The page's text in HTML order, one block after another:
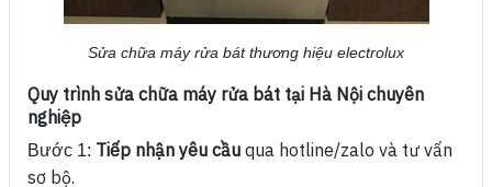
Sửa chữa máy rửa bát thương hiệu electrolux
Quy trình sửa chữa máy rửa bát tại Hà Nội chuyên
nghiệp
Bước 1: Tiếp nhận yêu cầu qua hotline/zalo và tư vấn
sơ bộ.